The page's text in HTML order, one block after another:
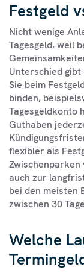
Festgeld
Nicht wenige
Tagesgeld, weil
Unterschied gibt
Sie beim
binden,
Tagesgeldkonto
Guthaben
flexibler als
Zwischenparken
auch zur
bei den meisten
zwischen 30
Welche